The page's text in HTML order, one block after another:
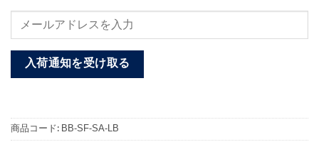
入荷通知を受け取る
商品コード:BB-SF-SA-LB